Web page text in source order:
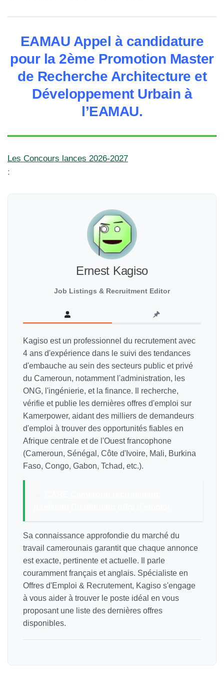
EAMAU Appel à candidature
pour la 2ème Promotion Master
de Recherche Architecture et
Développement Urbain à
l’EAMAU.
Les Concours lances 2026-2027
:
Ernest Kagiso
Job Listings & Recruitment Editor
Kagiso est un professionnel du recrutement avec
4 ans d'expérience dans le suivi des tendances
d'embauche au sein des secteurs public et privé
du Cameroun, notamment l'administration, les
ONG, l'ingénierie, et la finance. Il recherche,
vérifie et publie les dernières offres d'emploi sur
Kamerpower, aidant des milliers de demandeurs
d'emploi à trouver des opportunités fiables en
Afrique centrale et de l'Ouest francophone
(Cameroun, Sénégal, Côte d'Ivoire, Mali, Burkina
Faso, Congo, Gabon, Tchad, etc.).
Sa connaissance approfondie du marché du
travail camerounais garantit que chaque annonce
est exacte, pertinente et actuelle. Il parle
couramment français et anglais. Spécialiste en
Offres d'Emploi & Recrutement, Kagiso s'engage
à vous aider à trouver le poste idéal en vous
proposant une liste des dernières offres
disponibles.